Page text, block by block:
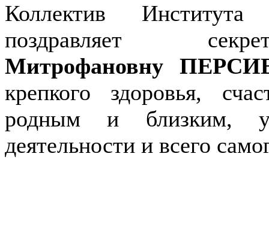
Коллектив
поздравляет
Митрофановну
крепкого здоровья,
родным и близким,
деятельности и всего